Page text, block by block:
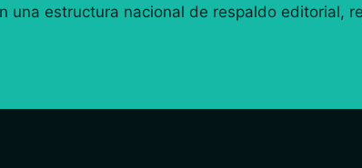
una estructura nacional de respaldo editorial,